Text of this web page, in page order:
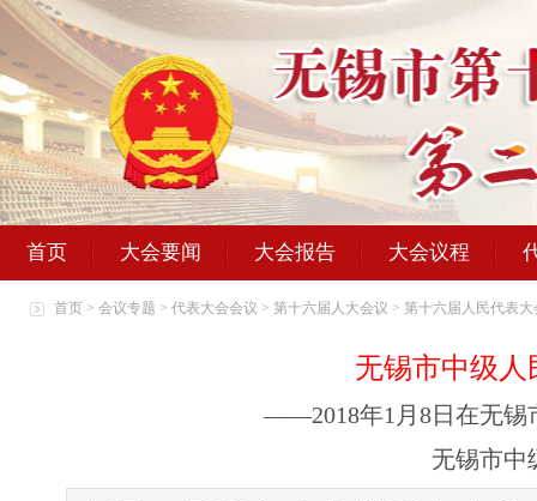
首页 大会要闻 大会报告 大会议程
首页 > 会议专题 > 代表大会会议 > 第十六届人大会议 > 第十六届人民代表
无锡市中级
——2018年1月8日在无锡
无锡市中